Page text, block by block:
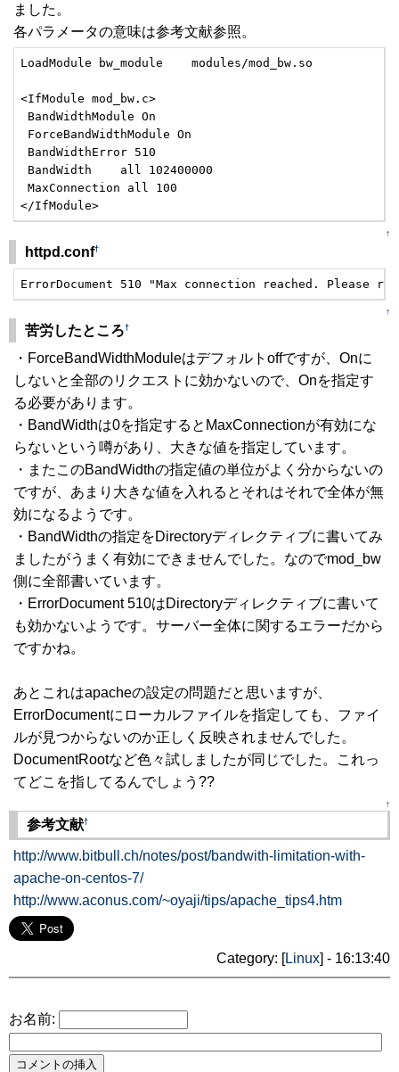
ました。
各パラメータの意味は参考文献参照。
LoadModule bw_module    modules/mod_bw.so
<IfModule mod_bw.c>
BandWidthModule On
ForceBandWidthModule On
BandWidthError 510
BandWidth    all 102400000
MaxConnection all 100
</IfModule>
↑
httpd.conf†
ErrorDocument 510 "Max connection reached. Please
↑
苦労したところ†
・ForceBandWidthModuleはデフォルトoffですが、Onに
しないと全部のリクエストに効かないので、Onを指定す
る必要があります。
・BandWidthは0を指定するとMaxConnectionが有効にな
らないという噂があり、大きな値を指定しています。
・またこのBandWidthの指定値の単位がよく分からないの
ですが、あまり大きな値を入れるとそれはそれで全体が無
効になるようです。
・BandWidthの指定をDirectoryディレクティブに書いてみ
ましたがうまく有効にできませんでした。なのでmod_bw
側に全部書いています。
・ErrorDocument 510はDirectoryディレクティブに書いて
も効かないようです。サーバー全体に関するエラーだから
ですかね。
あとこれはapacheの設定の問題だと思いますが、
ErrorDocumentにローカルファイルを指定しても、ファイ
ルが見つからないのか正しく反映されませんでした。
DocumentRootなど色々試しましたが同じでした。これっ
てどこを指してるんでしょう??
↑
参考文献†
http://www.bitbull.ch/notes/post/bandwith-limitation-with-
apache-on-centos-7/
http://www.aconus.com/~oyaji/tips/apache_tips4.htm
Category: [Linux] - 16:13:40
お名前: